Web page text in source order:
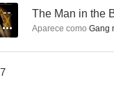
6.0
-- The Man in the
Aparece como Gang